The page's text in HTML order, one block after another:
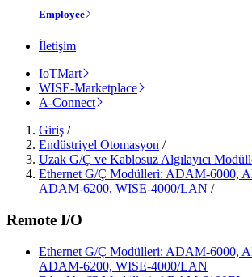
Employee
İletişim
IoTMart
WISE-Marketplace
A-Connect
Giriş /
Endüstriyel Otomasyon /
Uzak G/Ç ve Kablosuz Algılayıcı
Ethernet G/Ç Modülleri: ADAM-6000,
ADAM-6200, WISE-4000/LAN /
Remote I/O
Ethernet G/Ç Modülleri: ADAM-6000,
ADAM-6200, WISE-4000/LAN